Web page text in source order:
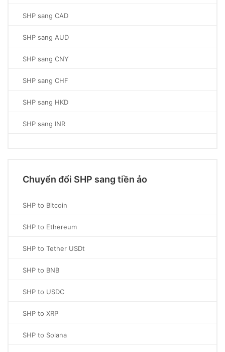
SHP sang CAD
SHP sang AUD
SHP sang CNY
SHP sang CHF
SHP sang HKD
SHP sang INR
Chuyển đổi SHP sang tiền ảo
SHP to Bitcoin
SHP to Ethereum
SHP to Tether USDt
SHP to BNB
SHP to USDC
SHP to XRP
SHP to Solana